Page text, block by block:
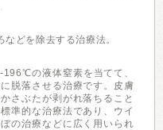
どを除去する治療法。
の液体窒素を当てて、
脱落させる治療です。皮膚
さぶたが剥がれ落ちること
準的な治療法であり、ウイ
の治療などに広く用いられ